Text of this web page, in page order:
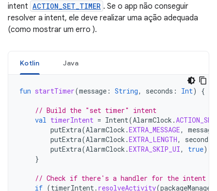
intent ACTION_SET_TIMER . Se o app não conseguir
resolver a intent, ele deve realizar uma ação adequada
(como mostrar um erro ).
Kotlin Java
fun startTimer(message : String, seconds : Int) {
// Build the "set timer" intent
val timerIntent = Intent(AlarmClock .
putExtra(AlarmClock .EXTRA_MESSAGE, message
putExtra(AlarmClock .EXTRA_LENGTH, seconds
putExtra(AlarmClock .EXTRA_SKIP_UI, true)
}
// Check if there's a handler for the intent
if (timerIntent. resolveActivity(packageManager